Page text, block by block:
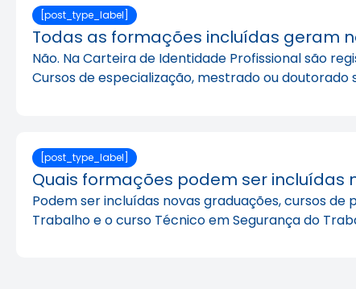
[post_type_label]
Todas as formações incluídas geram
Não. Na Carteira de Identidade Profissional são
Cursos de especialização, mestrado ou
[post_type_label]
Quais formações podem ser incluídas
Podem ser incluídas novas graduações, cursos
Trabalho e o curso Técnico em Segurança do